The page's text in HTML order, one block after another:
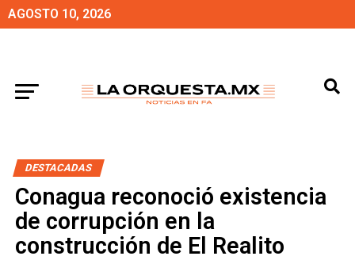
AGOSTO 10, 2026
DESTACADAS
Conagua reconoció existencia
de corrupción en la
construcción de El Realito